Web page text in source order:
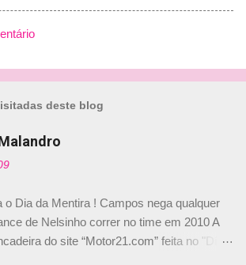
deste blog
o Dia da Mentira ! Campos nega qualquer
de Nelsinho correr no time em 2010 A
do site “Motor21.com” feita no "Día